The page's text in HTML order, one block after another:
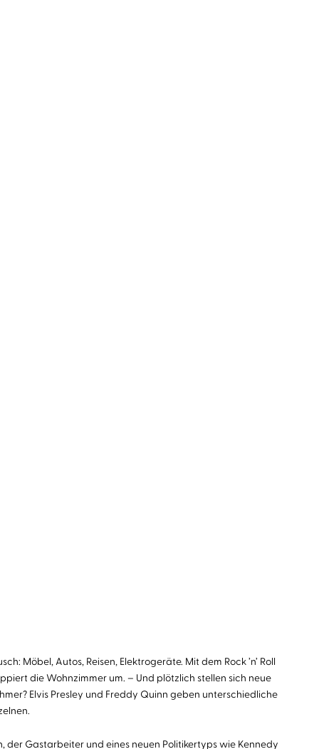
Möbel, Autos, Reisen, Elektrogeräte. Mit dem Rock ’n’ Roll
die Wohnzimmer um. – Und plötzlich stellen sich neue
Elvis Presley und Freddy Quinn geben unterschiedliche
Gastarbeiter und eines neuen Politikertyps wie Kennedy